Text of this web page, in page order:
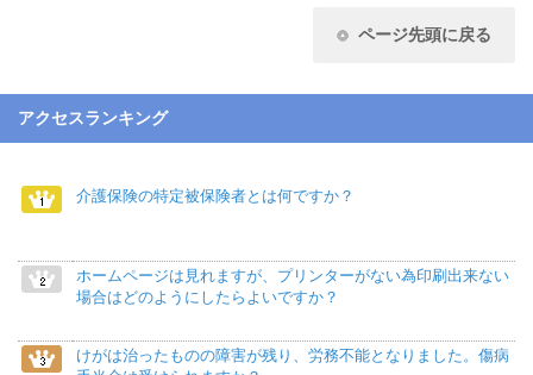
ページ先頭に戻る
アクセスランキング
介護保険の特定被保険者とは何ですか？
ホームページは見れますが、プリンターがない為印刷出来ない
場合はどのようにしたらよいですか？
けがは治ったものの障害が残り、労務不能となりました。傷病